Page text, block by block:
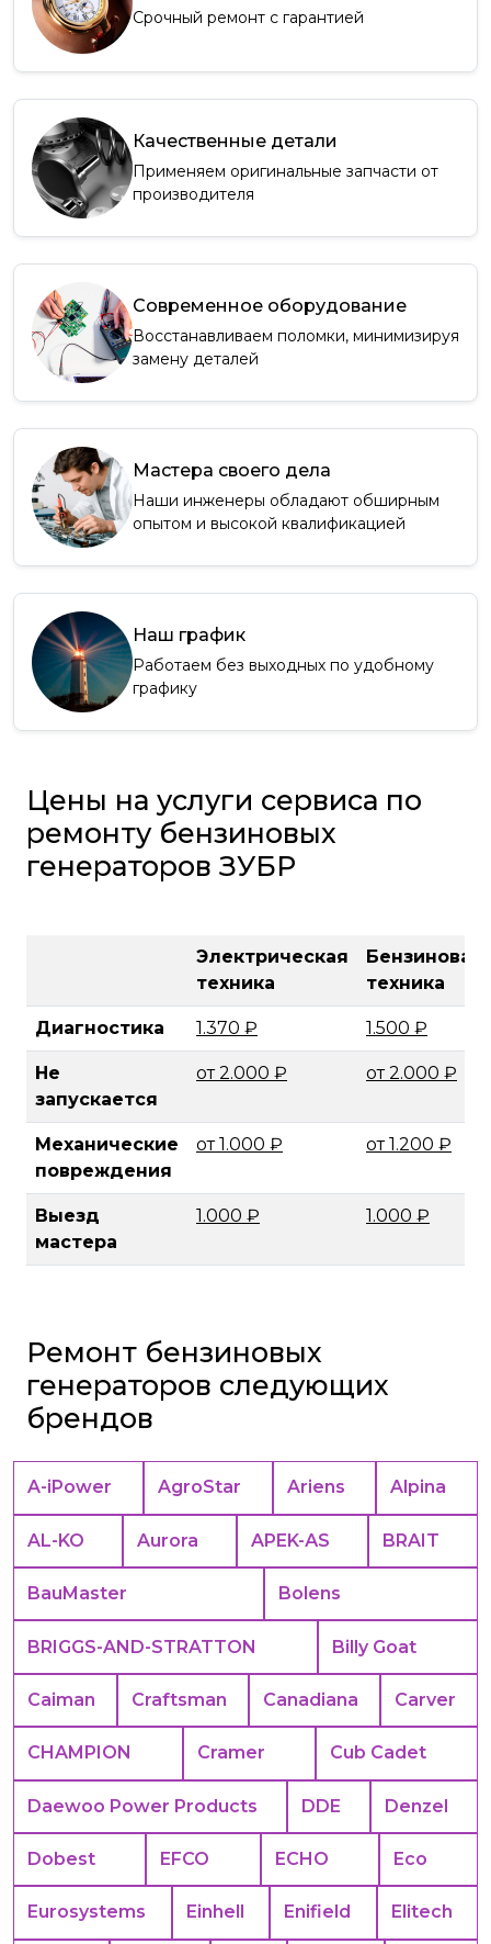
Срочный ремонт с гарантией
Качественные детали
Применяем оригинальные запчасти от
производителя
Современное оборудование
Восстанавливаем поломки, минимизируя
замену деталей
Мастера своего дела
Наши инженеры обладают обширным
опытом и высокой квалификацией
Наш график
Работаем без выходных по удобному
графику
Цены на услуги сервиса по
ремонту бензиновых
генераторов ЗУБР
Электрическая
техника
Бензиновая
техника
Диагностика 1.370 ₽ 1.500 ₽
Не
запускается
от 2.000 ₽ от 2.000 ₽
Механические
повреждения
от 1.000 ₽ от 1.200 ₽
Выезд
мастера
1.000 ₽ 1.000 ₽
Ремонт бензиновых
генераторов следующих
брендов
A-iPower AgroStar Ariens Alpina
AL-KO Aurora APEK-АS BRAIT
BauMaster Bolens
BRIGGS-AND-STRATTON Billy Goat
Caiman Craftsman Canadiana Carver
CHAMPION Cramer Cub Cadet
Daewoo Power Products DDE Denzel
Dobest EFCO ECHO Eco
Eurosystems Einhell Enifield Elitech